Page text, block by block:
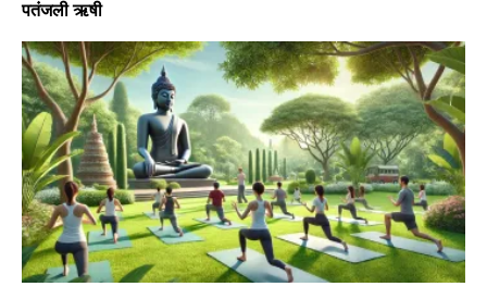
पतंजली ऋषी